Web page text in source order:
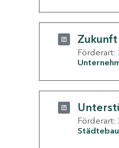
Zukunft
Förderart:
Förderart: